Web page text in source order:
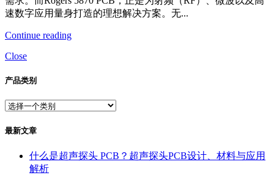
速数字应用量身打造的理想解决方案。无...
Continue reading
Close
产品类别
最新文章
什么是超声探头 PCB？超声探头PCB设计、材料与应用
解析